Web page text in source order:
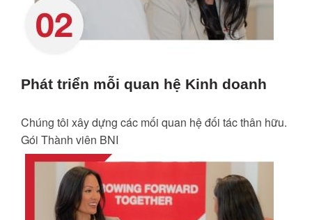
Phát triển mỗi quan hệ Kinh doanh
Chúng tôi xây dựng các mối quan hệ đối tác thân hữu.
Gói Thành viên BNI